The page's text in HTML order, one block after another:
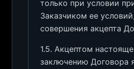
только при условии
Заказчиком ее
совершения акцепта
1.5. Акцептом
заключению Договора